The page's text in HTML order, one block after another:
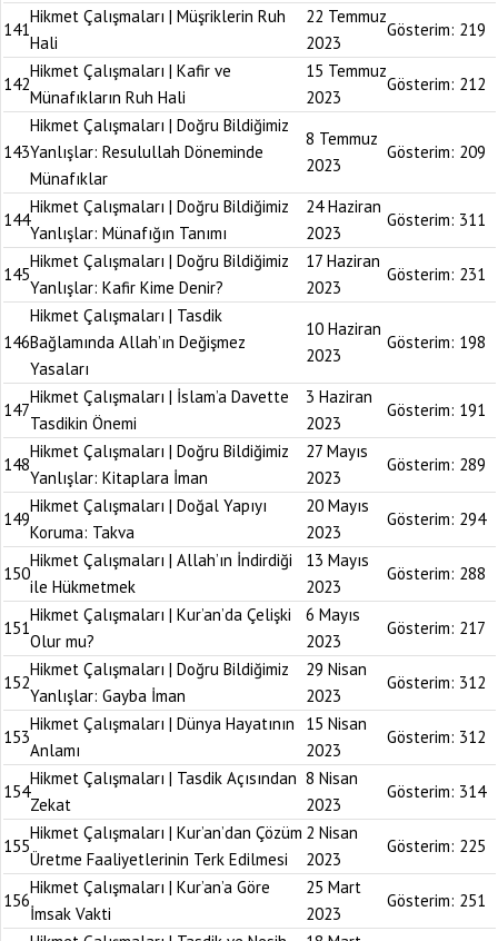
141
Hikmet Çalışmaları | Müşriklerin Ruh
Hali
22 Temmuz
2023
Gösterim: 219
142
Hikmet Çalışmaları | Kafir ve
Münafıkların Ruh Hali
15 Temmuz
2023
Gösterim: 212
143
Hikmet Çalışmaları | Doğru Bildiğimiz
Yanlışlar: Resulullah Döneminde
Münafıklar
8 Temmuz
2023
Gösterim: 209
144
Hikmet Çalışmaları | Doğru Bildiğimiz
Yanlışlar: Münafığın Tanımı
24 Haziran
2023
Gösterim: 311
145
Hikmet Çalışmaları | Doğru Bildiğimiz
Yanlışlar: Kafir Kime Denir?
17 Haziran
2023
Gösterim: 231
146
Hikmet Çalışmaları | Tasdik
Bağlamında Allah’ın Değişmez
Yasaları
10 Haziran
2023
Gösterim: 198
147
Hikmet Çalışmaları | İslam’a Davette
Tasdikin Önemi
3 Haziran
2023
Gösterim: 191
148
Hikmet Çalışmaları | Doğru Bildiğimiz
Yanlışlar: Kitaplara İman
27 Mayıs
2023
Gösterim: 289
149
Hikmet Çalışmaları | Doğal Yapıyı
Koruma: Takva
20 Mayıs
2023
Gösterim: 294
150
Hikmet Çalışmaları | Allah’ın İndirdiği
ile Hükmetmek
13 Mayıs
2023
Gösterim: 288
151
Hikmet Çalışmaları | Kur’an’da Çelişki
Olur mu?
6 Mayıs
2023
Gösterim: 217
152
Hikmet Çalışmaları | Doğru Bildiğimiz
Yanlışlar: Gayba İman
29 Nisan
2023
Gösterim: 312
153
Hikmet Çalışmaları | Dünya Hayatının
Anlamı
15 Nisan
2023
Gösterim: 312
154
Hikmet Çalışmaları | Tasdik Açısından
Zekat
8 Nisan
2023
Gösterim: 314
155
Hikmet Çalışmaları | Kur’an’dan Çözüm
Üretme Faaliyetlerinin Terk Edilmesi
2 Nisan
2023
Gösterim: 225
156
Hikmet Çalışmaları | Kur’an’a Göre
İmsak Vakti
25 Mart
2023
Gösterim: 251